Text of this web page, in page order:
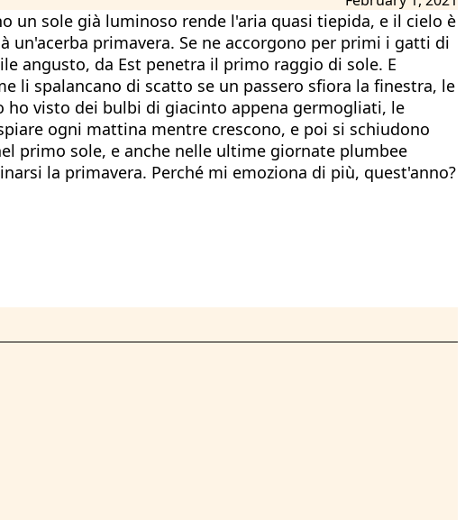
un sole già luminoso rende l'aria quasi tiepida, e il cielo è
un'acerba primavera. Se ne accorgono per primi i gatti di
angusto, da Est penetra il primo raggio di sole. E
li spalancano di scatto se un passero sfiora la finestra, le
ho visto dei bulbi di giacinto appena germogliati, le
ogni mattina mentre crescono, e poi si schiudono
primo sole, e anche nelle ultime giornate plumbee
la primavera. Perché mi emoziona di più, quest'anno?